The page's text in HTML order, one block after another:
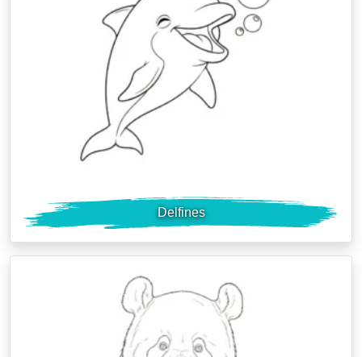
Delfines